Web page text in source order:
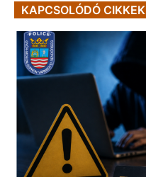
KAPCSOLÓDÓ CIKKEK